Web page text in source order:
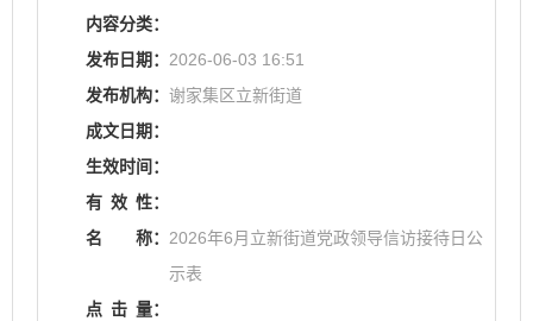
内容分类：
发布日期： 2026-06-03 16:51
发布机构： 谢家集区立新街道
成文日期：
生效时间：
有 效 性：
名
称： 2026年6月立新街道党政领导信访接待日公
示表
点 击 量：